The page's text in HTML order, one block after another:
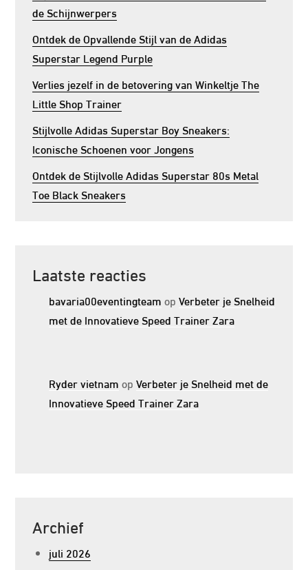
de Schijnwerpers
Ontdek de Opvallende Stijl van de Adidas
Superstar Legend Purple
Verlies jezelf in de betovering van Winkeltje The
Little Shop Trainer
Stijlvolle Adidas Superstar Boy Sneakers:
Iconische Schoenen voor Jongens
Ontdek de Stijlvolle Adidas Superstar 80s Metal
Toe Black Sneakers
Laatste reacties
bavaria00eventingteam opVerbeter je Snelheid
met de Innovatieve Speed Trainer Zara
Ryder vietnam opVerbeter je Snelheid met de
Innovatieve Speed Trainer Zara
Archief
juli 2026